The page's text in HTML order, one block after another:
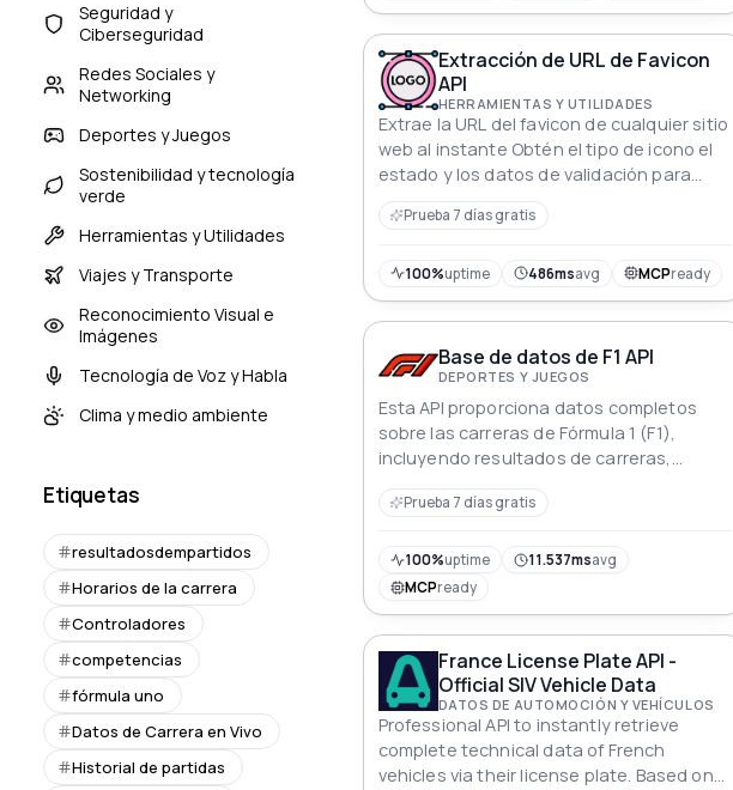
Seguridad y
Ciberseguridad
Redes Sociales y
Networking
Deportes y Juegos
Sostenibilidad y tecnología
verde
Herramientas y Utilidades
Viajes y Transporte
Reconocimiento Visual e
Imágenes
Tecnología de Voz y Habla
Clima y medio ambiente
Etiquetas
resultadosdempartidos
Horarios de la carrera
Controladores
competencias
fórmula uno
Datos de Carrera en Vivo
Historial de partidas
Extracción de URL de Favicon
API
HERRAMIENTAS Y UTILIDADES
Extrae la URL del favicon de cualquier sitio
web al instante Obtén el tipo de icono el
estado y los datos de validación para
integración marca o propósitos de SEO
Prueba 7 días gratis
100%uptime 486msavg MCPready
Base de datos de F1 API
DEPORTES Y JUEGOS
Esta API proporciona datos completos
sobre las carreras de Fórmula 1 (F1),
incluyendo resultados de carreras,
estadísticas de pilotos, información de
equipos y horarios de eventos.
Prueba 7 días gratis
100%uptime 11.537msavg
MCPready
France License Plate API -
Official SIV Vehicle Data
DATOS DE AUTOMOCIÓN Y VEHÍCULOS
Professional API to instantly retrieve
complete technical data of French
vehicles via their license plate. Based on